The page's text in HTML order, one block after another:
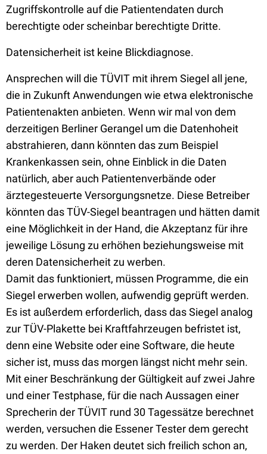
Zugriffskontrolle auf die Patientendaten durch
berechtigte oder scheinbar berechtigte Dritte.
Datensicherheit ist keine Blickdiagnose.
Ansprechen will die TÜVIT mit ihrem Siegel all jene,
die in Zukunft Anwendungen wie etwa elektronische
Patientenakten anbieten. Wenn wir mal von dem
derzeitigen Berliner Gerangel um die Datenhoheit
abstrahieren, dann könnten das zum Beispiel
Krankenkassen sein, ohne Einblick in die Daten
natürlich, aber auch Patientenverbände oder
ärztegesteuerte Versorgungsnetze. Diese Betreiber
könnten das TÜV-Siegel beantragen und hätten damit
eine Möglichkeit in der Hand, die Akzeptanz für ihre
jeweilige Lösung zu erhöhen beziehungsweise mit
deren Datensicherheit zu werben.
Damit das funktioniert, müssen Programme, die ein
Siegel erwerben wollen, aufwendig geprüft werden.
Es ist außerdem erforderlich, dass das Siegel analog
zur TÜV-Plakette bei Kraftfahrzeugen befristet ist,
denn eine Website oder eine Software, die heute
sicher ist, muss das morgen längst nicht mehr sein.
Mit einer Beschränkung der Gültigkeit auf zwei Jahre
und einer Testphase, für die nach Aussagen einer
Sprecherin der TÜVIT rund 30 Tagessätze berechnet
werden, versuchen die Essener Tester dem gerecht
zu werden. Der Haken deutet sich freilich schon an,